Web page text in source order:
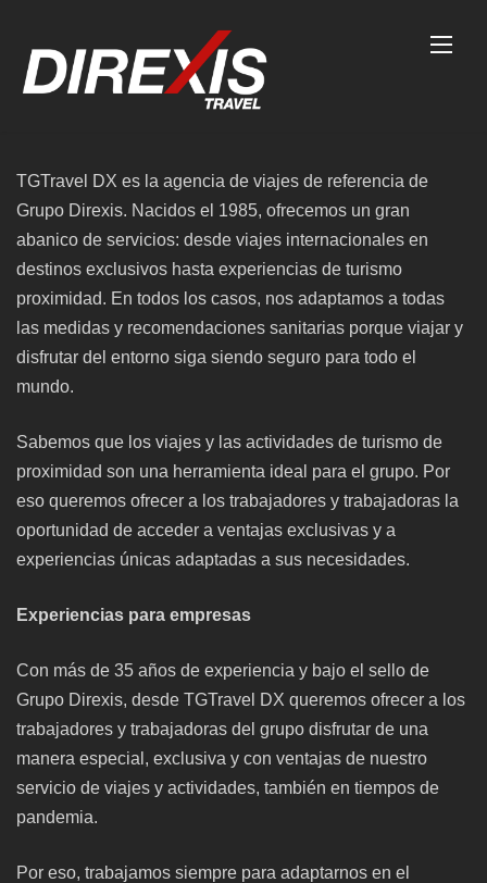
content
TGTravel DX es la agencia de viajes de referencia de
Grupo Direxis. Nacidos el 1985, ofrecemos un gran
abanico de servicios: desde viajes internacionales en
destinos exclusivos hasta experiencias de turismo
proximidad. En todos los casos, nos adaptamos a todas
las medidas y recomendaciones sanitarias porque viajar y
disfrutar del entorno siga siendo seguro para todo el
mundo.
Sabemos que los viajes y las actividades de turismo de
proximidad son una herramienta ideal para el grupo. Por
eso queremos ofrecer a los trabajadores y trabajadoras la
oportunidad de acceder a ventajas exclusivas y a
experiencias únicas adaptadas a sus necesidades.
Experiencias para empresas
Con más de 35 años de experiencia y bajo el sello de
Grupo Direxis, desde TGTravel DX queremos ofrecer a los
trabajadores y trabajadoras del grupo disfrutar de una
manera especial, exclusiva y con ventajas de nuestro
servicio de viajes y actividades, también en tiempos de
pandemia.
Por eso, trabajamos siempre para adaptarnos en el